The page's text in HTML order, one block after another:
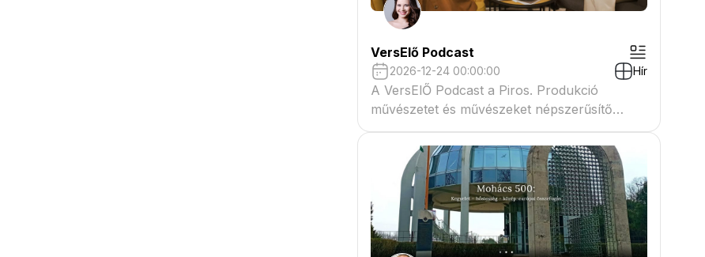
VersElő Podcast
2026-12-24 00:00:00 Hír
A VersElŐ Podcast a Piros. Produkció
művészetet és művészeket népszerűsítő
beszélgető műsora